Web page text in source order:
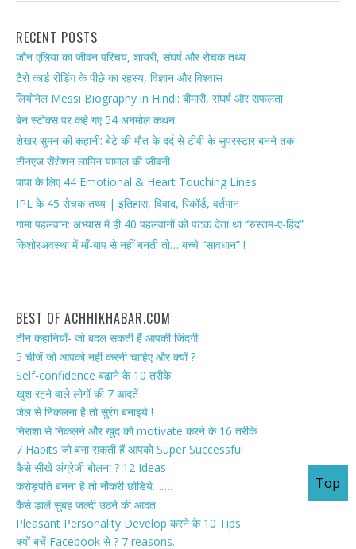
RECENT POSTS
जौन एलिया का जीवन परिचय, शायरी, संघर्ष और रोचक तथ्य
टैरो कार्ड रीडिंग के पीछे का रहस्य, विज्ञान और विश्वास
लियोनेल Messi Biography in Hindi: बीमारी, संघर्ष और सफलता
बेन स्टोक्स पर कहे गए 54 अनमोल कथन
शेखर सुमन की कहानी: बेटे की मौत के दर्द से टीवी के सुपरस्टार बनने तक
टीनएज सेंसेशन लामिन यामाल की जीवनी
पापा के लिए 44 Emotional & Heart Touching Lines
IPL के 45 रोचक तथ्य | इतिहास, विवाद, रिकॉर्ड, वर्तमान
गामा पहलवान: अभ्यास में ही 40 पहलवानों को पटक देता था “रुस्तम-ए-हिंद”
किशोरअवस्था में माँ-बाप से नहीं बनती तो… बच्चे “सावधान” !
BEST OF ACHHIKHABAR.COM
तीन कहानियाँ- जो बदल सकती हैं आपकी जिंदगी!
5 चीजें जो आपको नहीं करनी चाहिए और क्यों ?
Self-confidence बढाने के 10 तरीके
खुश रहने वाले लोगों की 7 आदतें
जेल से निकलना है तो सुरंग बनाइये !
निराशा से निकलने और खुद को motivate करने के 16 तरीके
7 Habits जो बना सकती हैं आपको Super Successful
कैसे सीखें अंग्रेजी बोलना ? 12 Ideas
करोड़पति बनना है तो नौकरी छोडिये…….
कैसे डालें सुबह जल्दी उठने की आदत
Pleasant Personality Develop करने के 10 Tips
क्यों बचें Facebook से ? 7 reasons.
Top